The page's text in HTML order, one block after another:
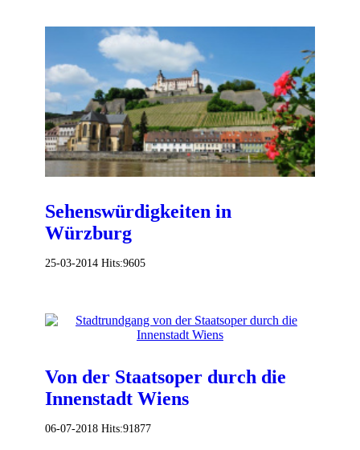
Sehenswürdigkeiten in
Würzburg
25-03-2014 Hits:9605
Von der Staatsoper durch die
Innenstadt Wiens
06-07-2018 Hits:91877